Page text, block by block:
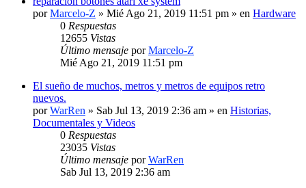
porMarcelo-Z » Mié Ago 21, 2019 11:51 pm » en Hardware
0 Respuestas
12655 Vistas
Último mensaje porMarcelo-Z
Mié Ago 21, 2019 11:51 pm
El sueño de muchos, metros y metros de equipos retro
nuevos.
porWarRen » Sab Jul 13, 2019 2:36 am » en Historias,
Documentales y Videos
0 Respuestas
23035 Vistas
Último mensaje porWarRen
Sab Jul 13, 2019 2:36 am